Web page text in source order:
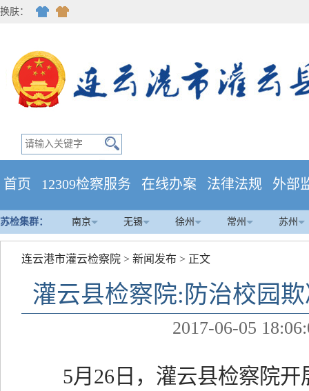
换肤：
首页 12309检察服务 在线办案 法律法规 外部
苏检集群： 南京 无锡 徐州 常州 苏州
连云港市灌云检察院 > 新闻发布 > 正文
灌云县检察院:防治校园
2017-06-05
5月26日，灌云县检察院开